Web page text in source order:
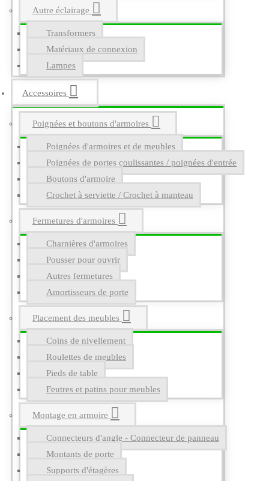
Autre éclairage
Transformers
Matériaux de connexion
Lampes
Accessoires
Poignées et boutons d'armoires
Poignées d'armoires et de meubles
Poignées de portes coulissantes / poignées d'entrée
Boutons d'armoire
Crochet à serviette / Crochet à manteau
Fermetures d'armoires
Charnières d'armoires
Pousser pour ouvrir
Autres fermetures
Amortisseurs de porte
Placement des meubles
Coins de nivellement
Roulettes de meubles
Pieds de table
Feutres et patins pour meubles
Montage en armoire
Connecteurs d'angle - Connecteur de panneau
Montants de porte
Supports d'étagères